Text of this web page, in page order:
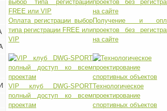
Оплата регистрации выбор
типа регистрации FREE или
VIP
Получение и
проектов без
на сайте
VIP клуб DWG-SPORT
полный доступ ко всем
проектам
Технологическое
проектирование
спортивных объектов